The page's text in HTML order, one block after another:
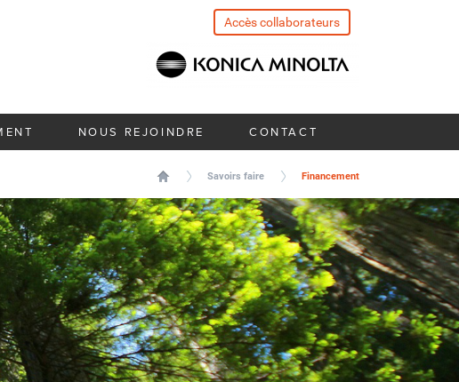
Accès collaborateurs
NOUS REJOINDRE CONTACT
Services
Savoirs faire Financement